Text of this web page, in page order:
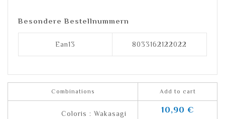
Besondere Bestellnummern
Ean13 8033162122022
Combinations Add to cart
Coloris : Wakasagi 10,90 €